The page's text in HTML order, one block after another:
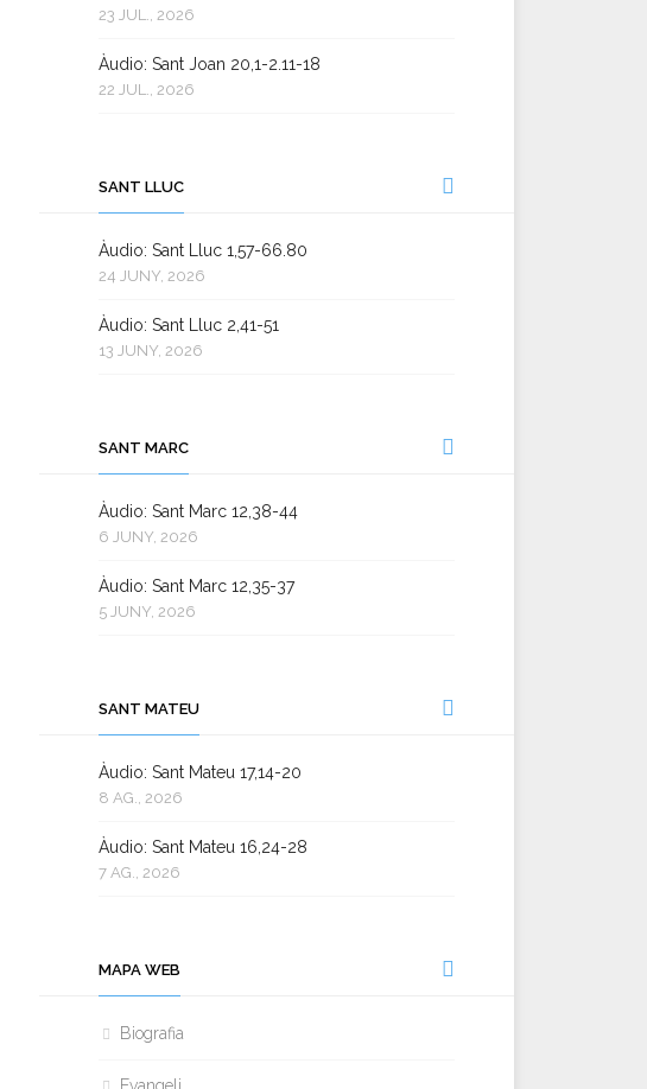
23 JUL., 2026
Àudio: Sant Joan 20,1-2.11-18
22 JUL., 2026
SANT LLUC
Àudio: Sant Lluc 1,57-66.80
24 JUNY, 2026
Àudio: Sant Lluc 2,41-51
13 JUNY, 2026
SANT MARC
Àudio: Sant Marc 12,38-44
6 JUNY, 2026
Àudio: Sant Marc 12,35-37
5 JUNY, 2026
SANT MATEU
Àudio: Sant Mateu 17,14-20
8 AG., 2026
Àudio: Sant Mateu 16,24-28
7 AG., 2026
MAPA WEB
Biografia